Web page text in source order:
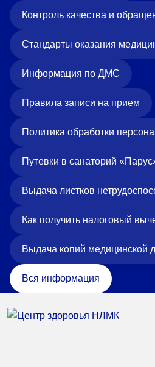
Контроль качества и
Стандарты оказания
Информация по ДМС
Правила записи на прием
Политика обработки
Путевки в санаторий
Выдача листков
Как получить налоговый
Выдача копий медицинской
Вся информация